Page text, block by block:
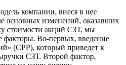
компании, внеся в нее
основных изменений, оказавших
стоимости акций СЗТ, мы
Во-первых, введение
(СРР), который приведет к
СЗТ. Второй фактор,